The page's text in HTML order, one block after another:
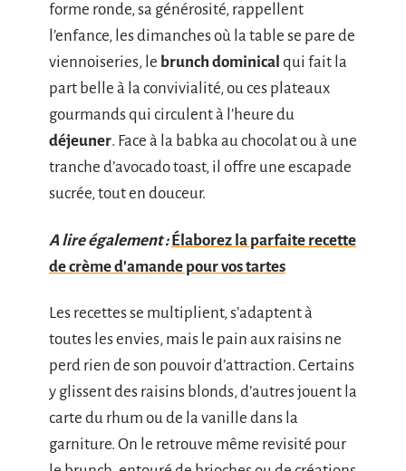
forme ronde, sa générosité, rappellent
l’enfance, les dimanches où la table se pare de
viennoiseries, le brunch dominical qui fait la
part belle à la convivialité, ou ces plateaux
gourmands qui circulent à l’heure du
déjeuner. Face à la babka au chocolat ou à une
tranche d’avocado toast, il offre une escapade
sucrée, tout en douceur.
A lire également : Élaborez la parfaite recette
de crème d'amande pour vos tartes
Les recettes se multiplient, s’adaptent à
toutes les envies, mais le pain aux raisins ne
perd rien de son pouvoir d’attraction. Certains
y glissent des raisins blonds, d’autres jouent la
carte du rhum ou de la vanille dans la
garniture. On le retrouve même revisité pour